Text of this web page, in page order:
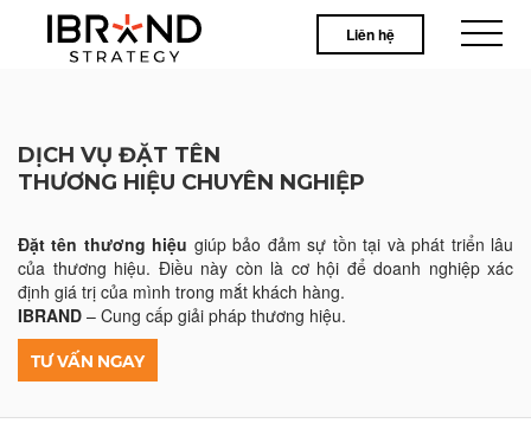
Liên hệ
DỊCH VỤ ĐẶT TÊN
THƯƠNG HIỆU CHUYÊN NGHIỆP
Đặt tên thương hiệu giúp bảo đảm sự tồn tại và phát triển lâu
của thương hiệu. Điều này còn là cơ hội để doanh nghiệp xác
định giá trị của mình trong mắt khách hàng.
IBRAND – Cung cấp giải pháp thương hiệu.
TƯ VẤN NGAY